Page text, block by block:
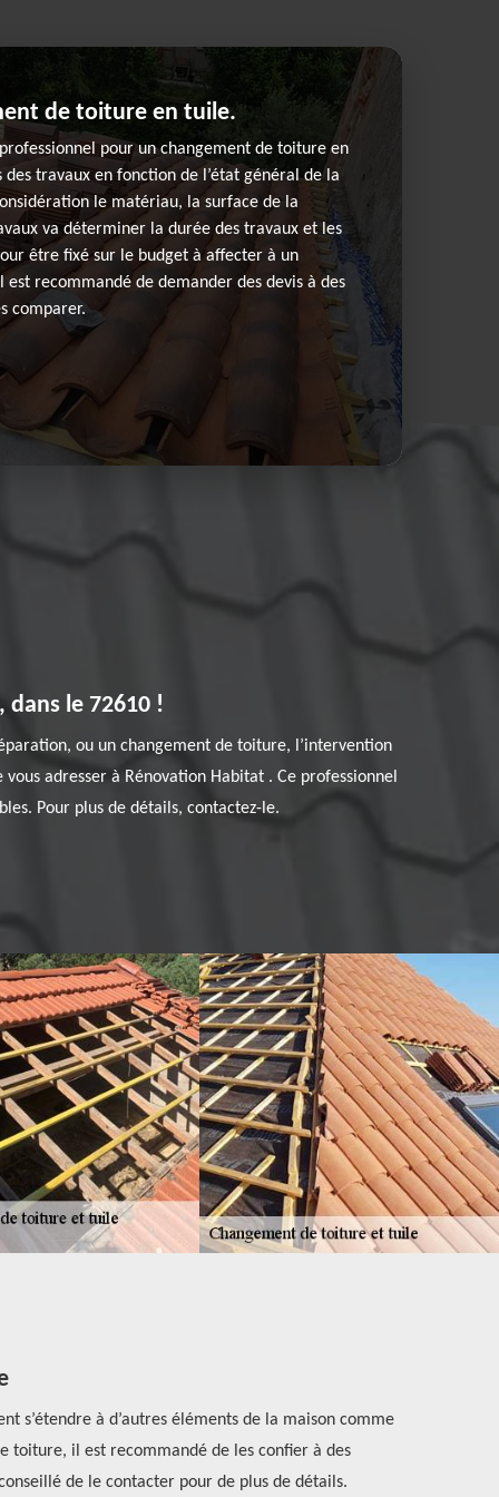
de toiture en tuile.
pour un changement de toiture en
travaux en fonction de l’état général de la
le matériau, la surface de la
va déterminer la durée des travaux et les
être fixé sur le budget à affecter à un
recommandé de demander des devis à des
comparer.
le 72610 !
ou un changement de toiture, l’intervention
adresser à Rénovation Habitat . Ce professionnel
Pour plus de détails, contactez-le.
s’étendre à d’autres éléments de la maison comme
toiture, il est recommandé de les confier à des
de le contacter pour de plus de détails.